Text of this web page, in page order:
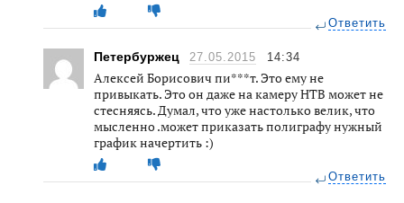
Ответить
Петербуржец 27.05.2015 14:34
Алексей Борисович пи***т. Это ему не
привыкать. Это он даже на камеру НТВ может не
стесняясь. Думал, что уже настолько велик, что
мысленно .может приказать полиграфу нужный
график начертить :)
Ответить